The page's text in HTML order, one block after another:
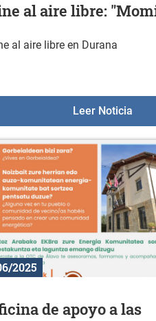
al aire libre:
al aire libre en Durana
Leer Noticia
2025
de apoyo a las